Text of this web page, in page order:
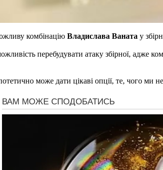
комбінацію Владислава Ваната у
перебудувати атаку збірної, адже
може дати цікаві опції, те, чого